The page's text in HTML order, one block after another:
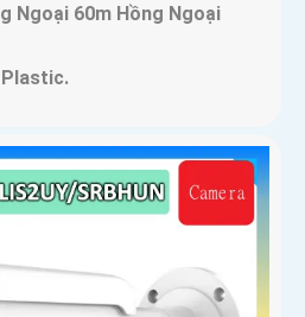
Ngoại 60m Hồng Ngoại